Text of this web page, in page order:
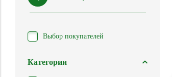
Выбор покупателей
Категории